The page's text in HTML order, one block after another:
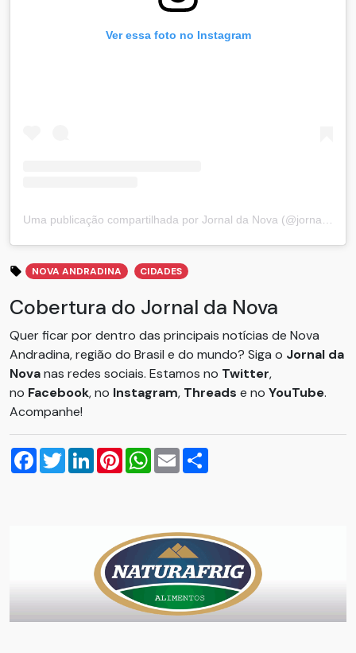
Ver essa foto no Instagram
NOVA ANDRADINA CIDADES
Cobertura do Jornal da Nova
Quer ficar por dentro das principais notícias de Nova
Andradina, região do Brasil e do mundo? Siga o Jornal da
Novanas redes sociais. Estamos no Twitter,
no Facebook, no Instagram, Threads e no YouTube.
Acompanhe!
Facebook
TwitterLinkedInPinterestWhatsApp
Email